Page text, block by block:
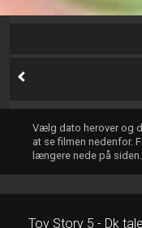
Vælg dato herover og
at se filmen nedenfor.
længere nede på siden.
Toy Story 5 - Dk tale